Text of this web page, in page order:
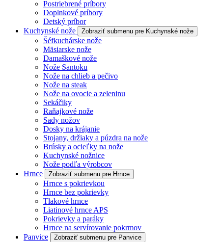
Postriebrené príbory
Doplnkové príbory
Detský príbor
Kuchynské nože
Zobraziť submenu pre Kuchynské nože
Šéfkuchárske nože
Mäsiarske nože
Damaškové nože
Nože Santoku
Nože na chlieb a pečivo
Nože na steak
Nože na ovocie a zeleninu
Sekáčiky
Raňajkové nože
Sady nožov
Dosky na krájanie
Stojany, držiaky a púzdra na nože
Brúsky a ocieľky na nože
Kuchynské nožnice
Nože podľa výrobcov
Hrnce
Zobraziť submenu pre Hrnce
Hrnce s pokrievkou
Hrnce bez pokrievky
Tlakové hrnce
Liatinové hrnce APS
Pokrievky a paráky
Hrnce na servírovanie pokrmov
Panvice
Zobraziť submenu pre Panvice